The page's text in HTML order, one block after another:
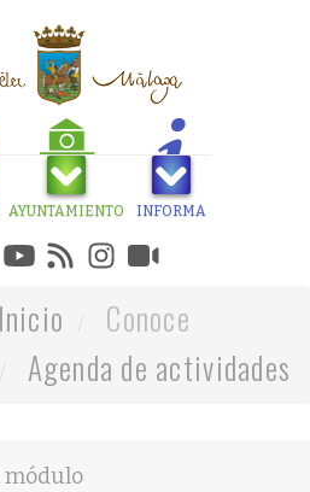
AYUNTAMIENTO INFORMA
Inicio
Conoce
Agenda de actividades